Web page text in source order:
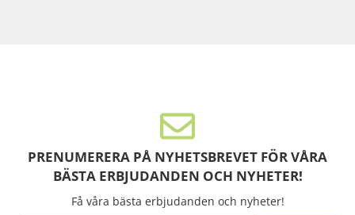
PRENUMERERA PÅ NYHETSBREVET FÖR VÅRA
BÄSTA ERBJUDANDEN OCH NYHETER!
Få våra bästa erbjudanden och nyheter!